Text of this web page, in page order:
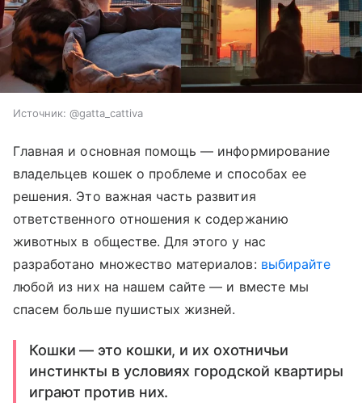
Источник: @gatta_cattiva
Главная и основная помощь — информирование
владельцев кошек о проблеме и способах ее
решения. Это важная часть развития
ответственного отношения к содержанию
животных в обществе. Для этого у нас
разработано множество материалов: выбирайте
любой из них на нашем сайте — и вместе мы
спасем больше пушистых жизней.
Кошки — это кошки, и их охотничьи
инстинкты в условиях городской квартиры
играют против них.